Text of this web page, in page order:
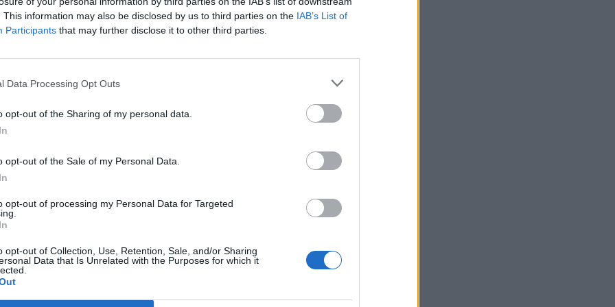
This information may also be disclosed by us to third parties on the IAB’s List of
Participants that may further disclose it to other third parties.
Data Processing Opt Outs
opt-out of the Sharing of my personal data.
opt-out of the Sale of my Personal Data.
opt-out of processing my Personal Data for Targeted
opt-out of Collection, Use, Retention, Sale, and/or Sharing
Data that Is Unrelated with the Purposes for which it
a Szolckij-2 légibázisról készített műholdfelvételek láthatóak. Augusztus 16-án a
illetve látható a dróntalálat helyszíne is, ahol megsemmisült az egyik Tu-22-es.
from the Russian Soltsy-2 air base, where...
portfolio.hu hírarchívumához tartozik, melynek olvasása előfizetéses
cikkarchívum
elmúlt 2 év napon belüli
Előfizetés